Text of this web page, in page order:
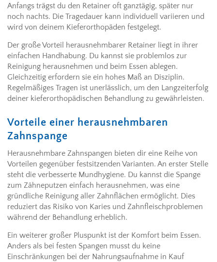
Anfangs trägst du den Retainer oft ganztägig, später nur
noch nachts. Die Tragedauer kann individuell variieren und
wird von deinem Kieferorthopäden festgelegt.
Der große Vorteil herausnehmbarer Retainer liegt in ihrer
einfachen Handhabung. Du kannst sie problemlos zur
Reinigung herausnehmen und beim Essen ablegen.
Gleichzeitig erfordern sie ein hohes Maß an Disziplin.
Regelmäßiges Tragen ist unerlässlich, um den Langzeiterfolg
deiner kieferorthopädischen Behandlung zu gewährleisten.
Vorteile einer herausnehmbaren
Zahnspange
Herausnehmbare Zahnspangen bieten dir eine Reihe von
Vorteilen gegenüber festsitzenden Varianten. An erster Stelle
steht die verbesserte Mundhygiene. Du kannst die Spange
zum Zähneputzen einfach herausnehmen, was eine
gründliche Reinigung aller Zahnflächen ermöglicht. Dies
reduziert das Risiko von Karies und Zahnfleischproblemen
während der Behandlung erheblich.
Ein weiterer großer Pluspunkt ist der Komfort beim Essen.
Anders als bei festen Spangen musst du keine
Einschränkungen bei der Nahrungsaufnahme in Kauf